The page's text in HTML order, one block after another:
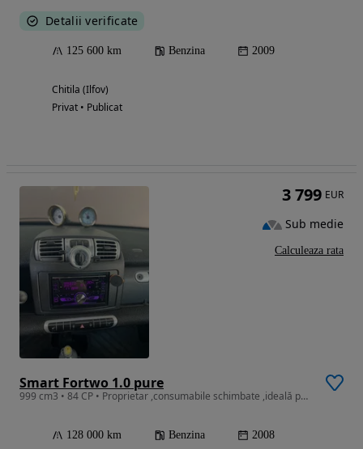
Detalii verificate
125 600 km Benzina 2009
Chitila (Ilfov)
Privat • Publicat
Smart Fortwo 1.0 pure
999 cm3 • 84 CP • Proprietar ,consumabile schimbate ,ideală pentru ora și nu numai cnsum
128 000 km Benzina 2008
3 799 EUR
Sub medie
Calculeaza rata